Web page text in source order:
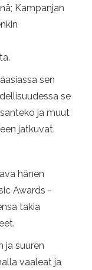
Kampanjan
sen
se
ja muut
jatkuvat.
hänen
Awards -
takia
ja suuren
vaaleat ja